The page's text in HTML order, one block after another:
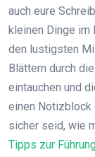
auch eure
kleinen Dinge im
den lustigsten
Blättern durch
eintauchen und
einen Notizblock
sicher seid, wie
Tipps zur